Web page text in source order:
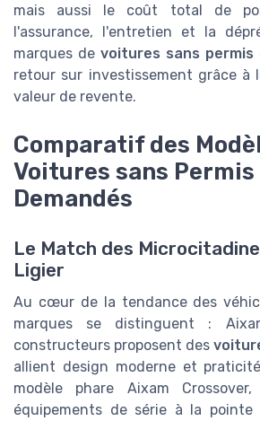
mais aussi le coût total de
l'assurance, l'entretien et la
marques de voitures sans permis
retour sur investissement grâce à
valeur de revente.
Comparatif des
Voitures sans Permis
Demandés
Le Match des
Ligier
Au cœur de la tendance des
marques se distinguent :
constructeurs proposent des
allient design moderne et
modèle phare Aixam
équipements de série à la pointe